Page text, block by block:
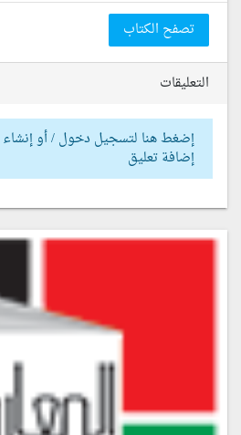
تصفح الكتاب
التعليقات
إضغط هنا لتسجيل دخول / أو
إضافة تعليق